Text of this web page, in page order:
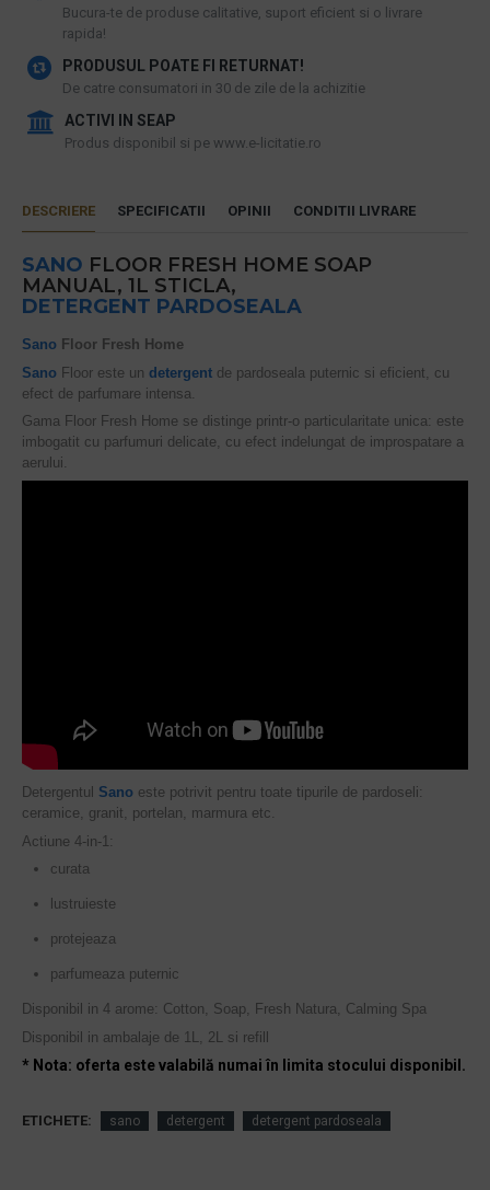
​Bucura-te de produse calitative, suport eficient si o livrare
rapida!
PRODUSUL POATE FI RETURNAT!
De catre consumatori in 30 de zile de la achizitie
ACTIVI IN SEAP
Produs disponibil si pe www.e-licitatie.ro
DESCRIERE SPECIFICATII OPINII CONDITII LIVRARE
SANO FLOOR FRESH HOME SOAP
MANUAL, 1L STICLA,
DETERGENT PARDOSEALA
Sano Floor Fresh Home
Sano Floor este un detergent de pardoseala puternic si eficient, cu
efect de parfumare intensa.
Gama Floor Fresh Home se distinge printr-o particularitate unica: este
imbogatit cu parfumuri delicate, cu efect indelungat de improspatare a
aerului.
Detergentul Sano este potrivit pentru toate tipurile de pardoseli:
ceramice, granit, portelan, marmura etc.
Actiune 4-in-1:
curata
lustruieste
protejeaza
parfumeaza puternic
Disponibil in 4 arome: Cotton, Soap, Fresh Natura, Calming Spa
Disponibil in ambalaje de 1L, 2L si refill
* Nota: oferta este valabilă numai în limita stocului disponibil.
ETICHETE: sano detergent detergent pardoseala